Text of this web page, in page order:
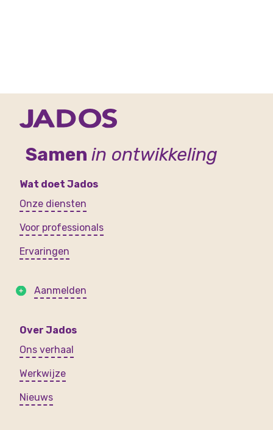
Samen in ontwikkeling
Wat doet Jados
Onze diensten
Voor professionals
Ervaringen
Aanmelden
Over Jados
Ons verhaal
Werkwijze
Nieuws